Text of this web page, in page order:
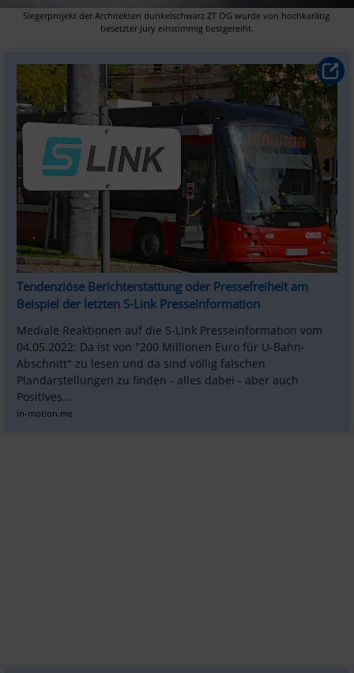
Siegerprojekt der Architekten dunkelschwarz ZT OG wurde von hochkarätig
besetzter Jury einstimmig bestgereiht.
Tendenziöse Berichterstattung oder Pressefreiheit am
Beispiel der letzten S-Link Presseinformation
Mediale Reaktionen auf die S-Link Presseinformation vom
04.05.2022: Da ist von "200 Millionen Euro für U-Bahn-
Abschnitt" zu lesen und da sind völlig falschen
Plandarstellungen zu finden - alles dabei - aber auch
Positives...
in-motion.me